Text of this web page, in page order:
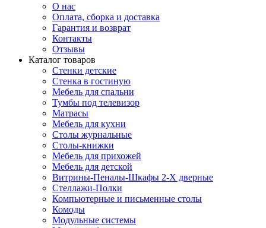
О нас
Оплата, сборка и доставка
Гарантия и возврат
Контакты
Отзывы
Каталог товаров
Стенки детские
Стенка в гостиную
Мебель для спальни
Тумбы под телевизор
Матрасы
Мебель для кухни
Столы журнальные
Столы-книжки
Мебель для прихожей
Мебель для детской
Витрины-Пеналы-Шкафы 2-Х дверные
Стеллажи-Полки
Компьютерные и письменные столы
Комоды
Модульные системы